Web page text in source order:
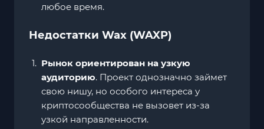
любое время.
Недостатки Wax (WAXP)
Рынок ориентирован на узкую
аудиторию. Проект однозначно займет
свою нишу, но особого интереса у
криптосообщества не вызовет из-за
узкой направленности.